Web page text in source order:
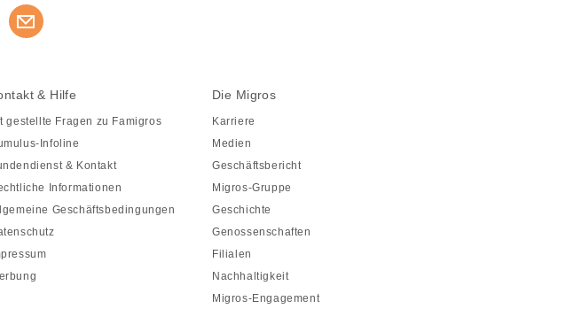
& Hilfe
gestellte Fragen zu Famigros
Infoline
& Kontakt
Informationen
Geschäftsbedingungen
Die Migros
Karriere
Medien
Geschäftsbericht
Migros-Gruppe
Geschichte
Genossenschaften
Filialen
Nachhaltigkeit
Migros-Engagement